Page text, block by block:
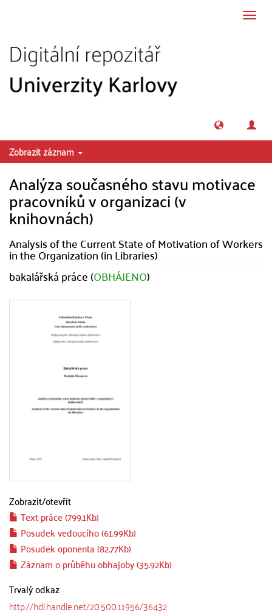
Zobrazit záznam
Analýza současného stavu motivace
pracovníků v organizaci (v
knihovnách)
Analysis of the Current State of Motivation of Workers
in the Organization (in Libraries)
bakalářská práce (OBHÁJENO)
Zobrazit/otevřít
Text práce (799.1Kb)
Posudek vedoucího (61.99Kb)
Posudek oponenta (82.77Kb)
Záznam o průběhu obhajoby (35.92Kb)
Trvalý odkaz
http://hdl.handle.net/20.500.11956/36432